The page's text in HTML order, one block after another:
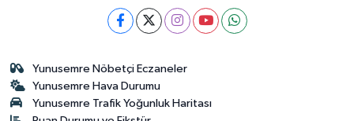
Yunusemre Nöbetçi Eczaneler
Yunusemre Hava Durumu
Yunusemre Trafik Yoğunluk Haritası